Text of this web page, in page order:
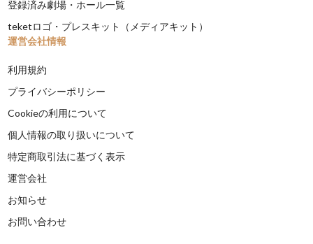
登録済み劇場・ホール一覧
teketロゴ・プレスキット（メディアキット）
運営会社情報
利用規約
プライバシーポリシー
Cookieの利用について
個人情報の取り扱いについて
特定商取引法に基づく表示
運営会社
お知らせ
お問い合わせ